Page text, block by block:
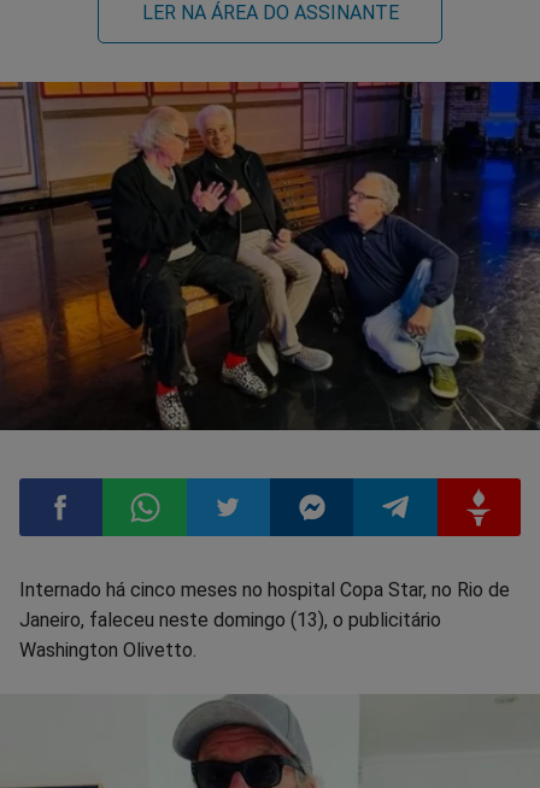
LER NA ÁREA DO ASSINANTE
Compartilhar
no
Compartilhar
no
Whatsapp
Compartilhar
Twitter
Compartilhar
Messenger
Compartilhar
Gettr
Internado há cinco meses no hospital Copa Star, no Rio de
Janeiro, faleceu neste domingo (13), o publicitário
Washington Olivetto.